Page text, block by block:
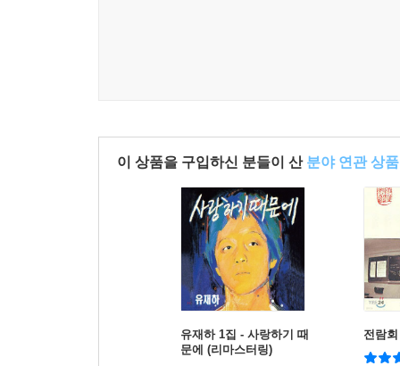
이 상품을 구입하신 분들이 산 분야 연관 상품
유재하 1집 - 사랑하기 때
문에 (리마스터링)
전람